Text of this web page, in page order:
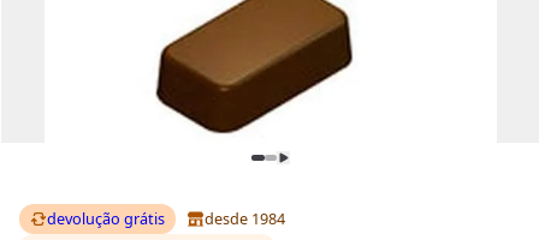
devolução grátis
desde 1984